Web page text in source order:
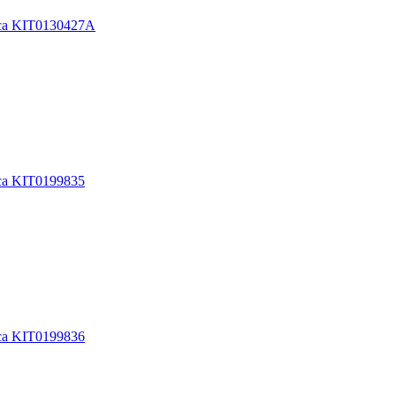
KIT0130427A
KIT0199835
KIT0199836